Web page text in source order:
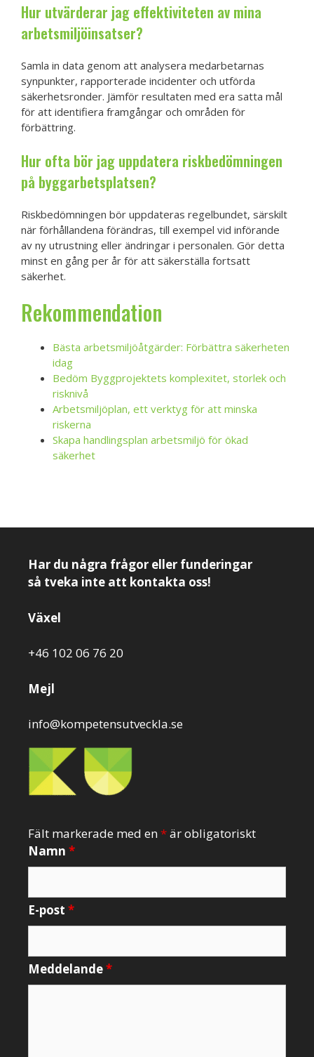
Hur utvärderar jag effektiviteten av mina
arbetsmiljöinsatser?
Samla in data genom att analysera medarbetarnas
synpunkter, rapporterade incidenter och utförda
säkerhetsronder. Jämför resultaten med era satta mål
för att identifiera framgångar och områden för
förbättring.
Hur ofta bör jag uppdatera riskbedömningen
på byggarbetsplatsen?
Riskbedömningen bör uppdateras regelbundet, särskilt
när förhållandena förändras, till exempel vid införande
av ny utrustning eller ändringar i personalen. Gör detta
minst en gång per år för att säkerställa fortsatt
säkerhet.
Rekommendation
Bästa arbetsmiljöåtgärder: Förbättra säkerheten
idag
Bedöm Byggprojektets komplexitet, storlek och
risknivå
Arbetsmiljöplan, ett verktyg för att minska
riskerna
Skapa handlingsplan arbetsmiljö för ökad
säkerhet
Har du några frågor eller funderingar
så tveka inte att kontakta oss!
Växel
+46 102 06 76 20
Mejl
info@kompetensutveckla.se
Fält markerade med en*är obligatoriskt
Namn *
E-post *
Meddelande*